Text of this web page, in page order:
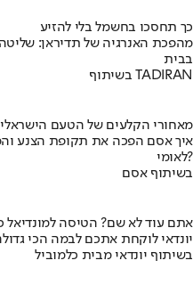
כך תחסכו בחשמל בלי להזיע
מהפכת האנרגיה של תדיראן:
בבית
בשיתוף TADIRAN
מאחורי הקלעים של הטעם הישראלי
לאומי?
בשיתוף אסם
אתם עוד לא שם? הטיסה למונדיאל
יונדאי לוקחת אתכם לבמה הכי
בשיתוף יונדאי מבית כלמוביל